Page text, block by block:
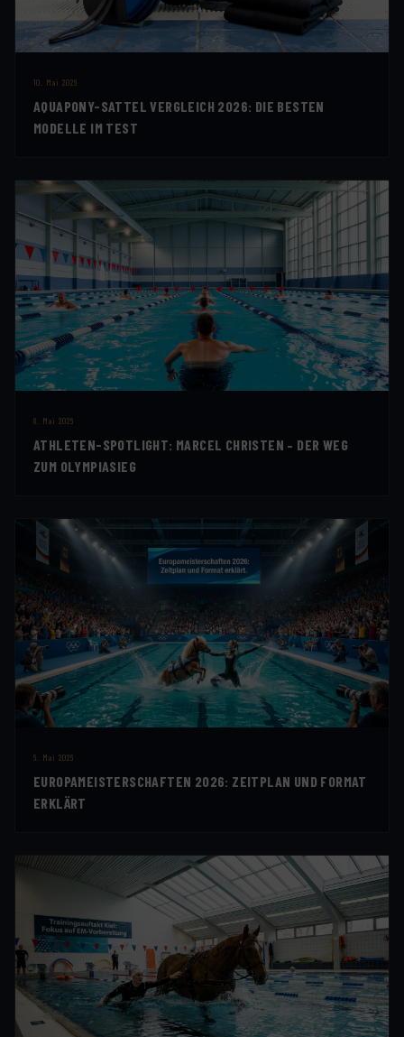
10. Mai 2026
AQUAPONY-SATTEL VERGLEICH 2026: DIE BESTEN
MODELLE IM TEST
8. Mai 2026
ATHLETEN-SPOTLIGHT: MARCEL CHRISTEN – DER WEG
ZUM OLYMPIASIEG
6. Mai 2026
EUROPAMEISTERSCHAFTEN 2026: ZEITPLAN UND FORMAT
ERKLÄRT